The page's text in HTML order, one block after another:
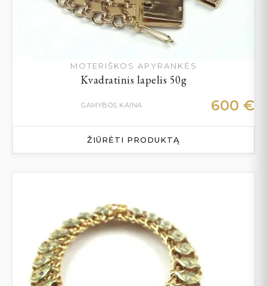
MOTERIŠKOS APYRANKĖS
Kvadratinis lapelis 50g
GAMYBOS KAINA 600 €
ŽIŪRĖTI PRODUKTĄ